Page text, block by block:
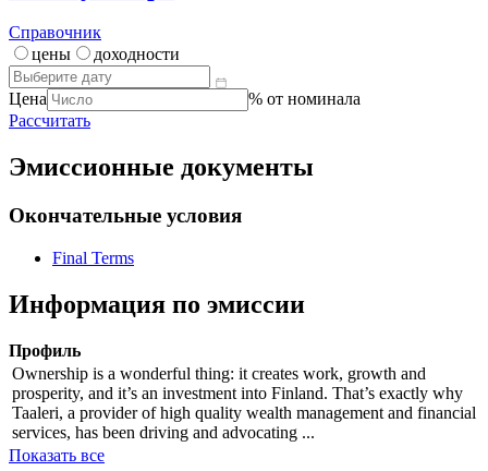
Справочник
цены
доходности
Цена
% от номинала
Рассчитать
Эмиссионные документы
Окончательные условия
Final Terms
Информация по эмиссии
Профиль
Ownership is a wonderful thing: it creates work, growth and
prosperity, and it’s an investment into Finland. That’s exactly why
Taaleri, a provider of high quality wealth management and financial
services, has been driving and advocating ...
Показать все